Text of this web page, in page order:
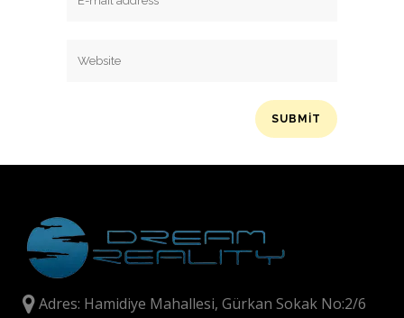
Adres: Hamidiye Mahallesi, Gürkan Sokak No:2/6